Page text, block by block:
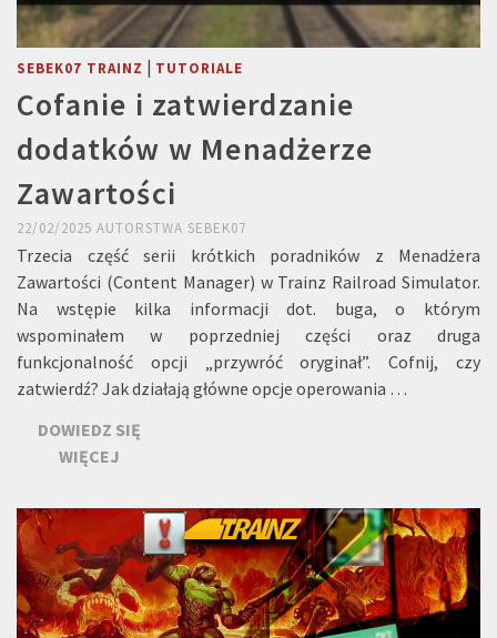
SEBEK07 TRAINZ | TUTORIALE
Cofanie i zatwierdzanie
dodatków w Menadżerze
Zawartości
22/02/2025 AUTORSTWA SEBEK07
Trzecia część serii krótkich poradników z Menadżera
Zawartości (Content Manager) w Trainz Railroad Simulator.
Na wstępie kilka informacji dot. buga, o którym
wspominałem w poprzedniej części oraz druga
funkcjonalność opcji „przywróć oryginał”. Cofnij, czy
zatwierdź? Jak działają główne opcje operowania …
DOWIEDZ SIĘ
WIĘCEJ